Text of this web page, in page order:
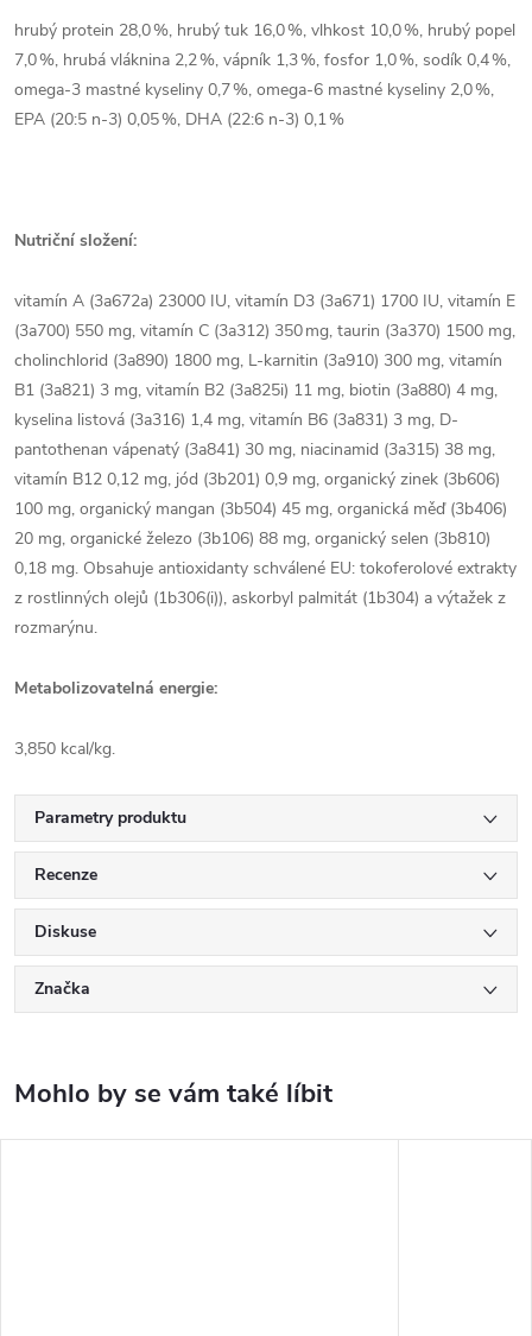
hrubý protein 28,0 %, hrubý tuk 16,0 %, vlhkost 10,0 %, hrubý popel
7,0 %, hrubá vláknina 2,2 %, vápník 1,3 %, fosfor 1,0 %, sodík 0,4 %,
omega-3 mastné kyseliny 0,7 %, omega-6 mastné kyseliny 2,0 %,
EPA (20:5 n-3) 0,05 %, DHA (22:6 n-3) 0,1 %
Nutriční složení:
vitamín A (3a672a) 23000 IU, vitamín D3 (3a671) 1700 IU, vitamín E
(3a700) 550 mg, vitamín C (3a312) 350 mg, taurin (3a370) 1500 mg,
cholinchlorid (3a890) 1800 mg, L-karnitin (3a910) 300 mg, vitamín
B1 (3a821) 3 mg, vitamín B2 (3a825i) 11 mg, biotin (3a880) 4 mg,
kyselina listová (3a316) 1,4 mg, vitamín B6 (3a831) 3 mg, D-
pantothenan vápenatý (3a841) 30 mg, niacinamid (3a315) 38 mg,
vitamín B12 0,12 mg, jód (3b201) 0,9 mg, organický zinek (3b606)
100 mg, organický mangan (3b504) 45 mg, organická měď (3b406)
20 mg, organické železo (3b106) 88 mg, organický selen (3b810)
0,18 mg. Obsahuje antioxidanty schválené EU: tokoferolové extrakty
z rostlinných olejů (1b306(i)), askorbyl palmitát (1b304) a výtažek z
rozmarýnu.
Metabolizovatelná energie:
3,850 kcal/kg.
Parametry produktu
Recenze
Diskuse
Značka